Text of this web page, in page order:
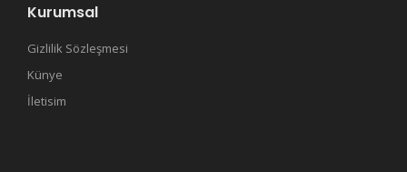
Kurumsal
Gizlilik Sözleşmesi
Künye
İletisim